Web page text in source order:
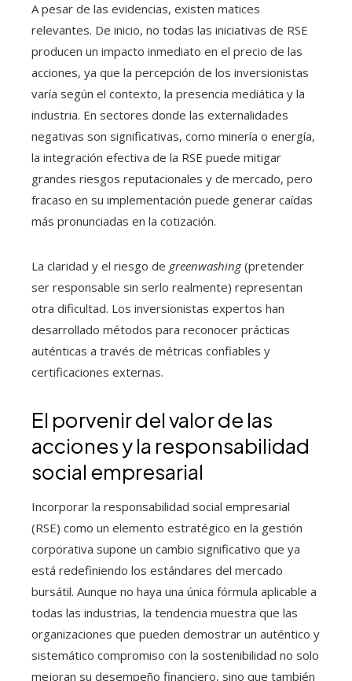
A pesar de las evidencias, existen matices
relevantes. De inicio, no todas las iniciativas de RSE
producen un impacto inmediato en el precio de las
acciones, ya que la percepción de los inversionistas
varía según el contexto, la presencia mediática y la
industria. En sectores donde las externalidades
negativas son significativas, como minería o energía,
la integración efectiva de la RSE puede mitigar
grandes riesgos reputacionales y de mercado, pero
fracaso en su implementación puede generar caídas
más pronunciadas en la cotización.
La claridad y el riesgo de greenwashing(pretender
ser responsable sin serlo realmente) representan
otra dificultad. Los inversionistas expertos han
desarrollado métodos para reconocer prácticas
auténticas a través de métricas confiables y
certificaciones externas.
El porvenir del valor de las
acciones y la responsabilidad
social empresarial
Incorporar la responsabilidad social empresarial
(RSE) como un elemento estratégico en la gestión
corporativa supone un cambio significativo que ya
está redefiniendo los estándares del mercado
bursátil. Aunque no haya una única fórmula aplicable a
todas las industrias, la tendencia muestra que las
organizaciones que pueden demostrar un auténtico y
sistemático compromiso con la sostenibilidad no solo
mejoran su desempeño financiero, sino que también